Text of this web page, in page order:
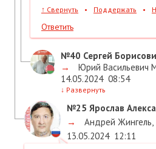
↑ Свернуть • Поддержать •
Ответить
№40 Сергей
→
Юрий Васильевич
14.05.2024 08:54
↓ Развернуть
№25 Ярослав
→
Андрей Жингель,
13.05.2024 12:11